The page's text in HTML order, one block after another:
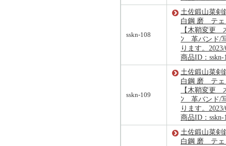
sskn-108
土佐鍛山菜剣
白鋼 磨 テェ
【木鞘変更
ﾝ 革バンド/
ります。
商品ID：sskn-
sskn-109
土佐鍛山菜剣
白鋼 磨 テェ
【木鞘変更
ﾝ 革バンド/
ります。
商品ID：sskn-
土佐鍛山菜剣
白鋼 磨 テェ